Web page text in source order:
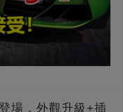
場，外觀升級+插